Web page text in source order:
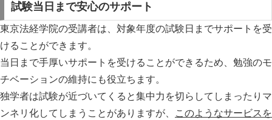
試験当日まで安心のサポート
東京法経学院の受講者は、対象年度の試験日までサポートを受
けることができます。
当日まで手厚いサポートを受けることができるため、勉強のモ
チベーションの維持にも役立ちます。
独学者は試験が近づいてくると集中力を切らしてしまったりマ
ンネリ化してしまうことがありますが、
このようなサービスを